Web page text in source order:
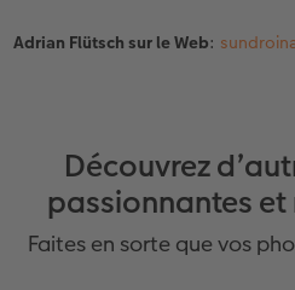
Adrian Flütsch sur le Web:
Découvrez
passionnantes et
Faites en sorte que vos